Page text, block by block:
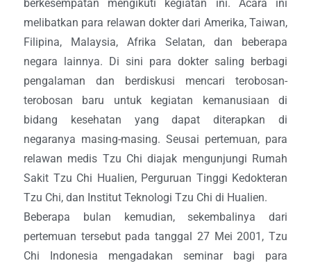
berkesempatan mengikuti kegiatan ini. Acara ini
melibatkan para relawan dokter dari Amerika, Taiwan,
Filipina, Malaysia, Afrika Selatan, dan beberapa
negara lainnya. Di sini para dokter saling berbagi
pengalaman dan berdiskusi mencari terobosan-
terobosan baru untuk kegiatan kemanusiaan di
bidang kesehatan yang dapat diterapkan di
negaranya masing-masing. Seusai pertemuan, para
relawan medis Tzu Chi diajak mengunjungi Rumah
Sakit Tzu Chi Hualien, Perguruan Tinggi Kedokteran
Tzu Chi, dan Institut Teknologi Tzu Chi di Hualien.
Beberapa bulan kemudian, sekembalinya dari
pertemuan tersebut pada tanggal 27 Mei 2001, Tzu
Chi Indonesia mengadakan seminar bagi para